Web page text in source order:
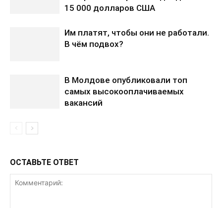
15 000 долларов США
Им платят, чтобы они не работали.
В чём подвох?
В Молдове опубликовали топ
самых высокооплачиваемых
вакансий
ОСТАВЬТЕ ОТВЕТ